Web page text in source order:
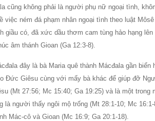
cũng không phải là người phụ nữ ngoại tình,
việc ném đá phạm nhân ngoại tình theo luật
giầu có, đã xức dầu thơm cam tùng hảo hạng
âm thánh Gioan (Ga 12:3-8).
đây là bà Maria quê thành Mácđala gần
Ðức Giêsu cùng với mấy bà khác để giúp đỡ
(Mt 27:56; Mc 15:40; Ga 19:25) và là một
là người thấy ngôi mộ trống (Mt 28:1-10; Mc
Mác-cô và Gioan (Mc 16:9; Ga 20:1-18).